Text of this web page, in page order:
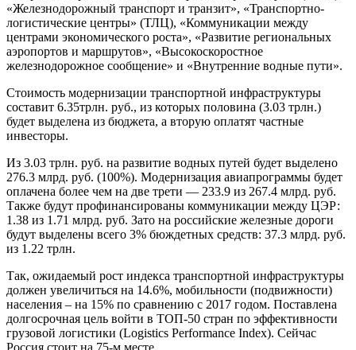
«Железнодорожный транспорт и транзит», «Транспортно-
логистические центры» (ТЛЦ), «Коммуникации между
центрами экономического роста», «Развитие региональных
аэропортов и маршрутов», «Высокоскоростное
железнодорожное сообщение» и «Внутренние водные пути».
Стоимость модернизации транспортной инфраструктуры
составит 6.35трлн. руб., из которых половина (3.03 трлн.)
будет выделена из бюджета, а вторую оплатят частные
инвесторы.
Из 3.03 трлн. руб. на развитие водных путей будет выделено
276.3 млрд. руб. (100%). Модернизация авиапрограммы будет
оплачена более чем на две трети — 233.9 из 267.4 млрд. руб.
Также будут профинансированы коммуникации между ЦЭР:
1.38 из 1.71 млрд. руб. Зато на российские железные дороги
будут выделены всего 3% бюждетных средств: 37.3 млрд. руб.
из 1.22 трлн.
Так, ожидаемый рост индекса транспортной инфраструктуры
должен увеличиться на 14.6%, мобильности (подвижности)
населения – на 15% по сравнению с 2017 годом. Поставлена
долгосрочная цель войти в ТОП-50 стран по эффективности
грузовой логистики (Logistics Performance Index). Сейчас
Россия стоит на 75-м месте.